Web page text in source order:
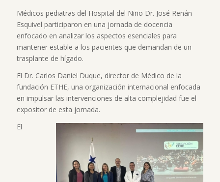
Médicos pediatras del Hospital del Niño Dr. José Renán
Esquivel participaron en una jornada de docencia
enfocado en analizar los aspectos esenciales para
mantener estable a los pacientes que demandan de un
trasplante de hígado.
El Dr. Carlos Daniel Duque, director de Médico de la
fundación ETHE, una organización internacional enfocada
en impulsar las intervenciones de alta complejidad fue el
expositor de esta jornada.
El